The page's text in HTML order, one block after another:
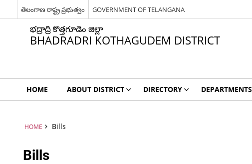
తెలంగాణ రాష్ట్ర ప్రభుత్వం GOVERNMENT OF TELANGANA
భద్రాద్రి కొత్తగూడెం జిల్లా
BHADRADRI KOTHAGUDEM DISTRICT
HOME ABOUT DISTRICT DIRECTORY DEPARTMENTS
HOME Bills
Bills